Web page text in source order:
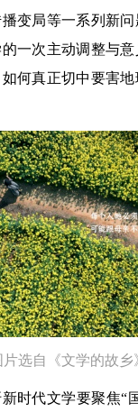
变局等一系列新
一次主动调整与
何真正切中要害
片选自《文学的故乡
时代文学要聚焦“